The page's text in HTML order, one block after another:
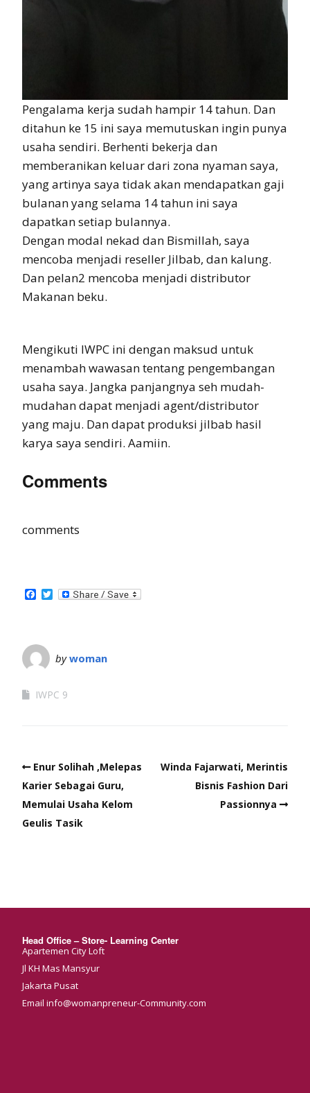
Pengalama kerja sudah hampir 14 tahun. Dan
ditahun ke 15 ini saya memutuskan ingin punya
usaha sendiri. Berhenti bekerja dan
memberanikan keluar dari zona nyaman saya,
yang artinya saya tidak akan mendapatkan gaji
bulanan yang selama 14 tahun ini saya
dapatkan setiap bulannya.
Dengan modal nekad dan Bismillah, saya
mencoba menjadi reseller Jilbab, dan kalung.
Dan pelan2 mencoba menjadi distributor
Makanan beku.
Mengikuti IWPC ini dengan maksud untuk
menambah wawasan tentang pengembangan
usaha saya. Jangka panjangnya seh mudah-
mudahan dapat menjadi agent/distributor
yang maju. Dan dapat produksi jilbab hasil
karya saya sendiri. Aamiin.
Comments
comments
Facebook
Twitter
bywoman
IWPC 9
Enur Solihah ,Melepas
Karier Sebagai Guru,
Memulai Usaha Kelom
Geulis Tasik
Winda Fajarwati, Merintis
Bisnis Fashion Dari
Passionnya
Head Office – Store- Learning Center
Apartemen City Loft
Jl KH Mas Mansyur
Jakarta Pusat
Email info@womanpreneur-Community.com